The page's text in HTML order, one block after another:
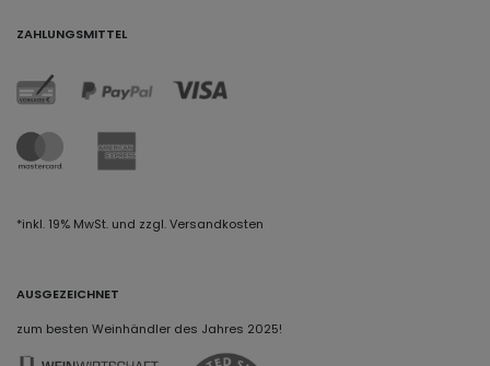
ZAHLUNGSMITTEL
*inkl. 19% MwSt. und zzgl. Versandkosten
AUSGEZEICHNET
zum besten Weinhändler des Jahres 2025!